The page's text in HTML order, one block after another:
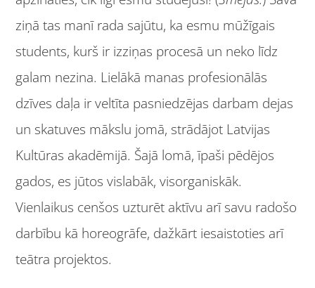
ziņā tas manī rada sajūtu, ka esmu mūžīgais
students, kurš ir izziņas procesā un neko līdz
galam nezina. Lielākā manas profesionālās
dzīves daļa ir veltīta pasniedzējas darbam dejas
un skatuves mākslu jomā, strādājot Latvijas
Kultūras akadēmijā. Šajā lomā, īpaši pēdējos
gados, es jūtos vislabāk, visorganiskāk.
Vienlaikus cenšos uzturēt aktīvu arī savu radošo
darbību kā horeogrāfe, dažkārt iesaistoties arī
teātra projektos.